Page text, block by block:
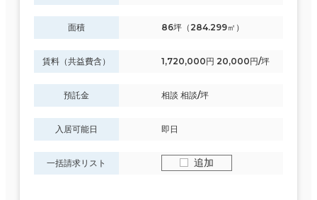
面積 86坪（284.299㎡）
賃料（共益費含） 1,720,000円 20,000円/坪
預託金 相談 相談/坪
入居可能日 即日
一括請求リスト 追加
条件で絞り込む
現在の条件
面積選択
坪数 人数